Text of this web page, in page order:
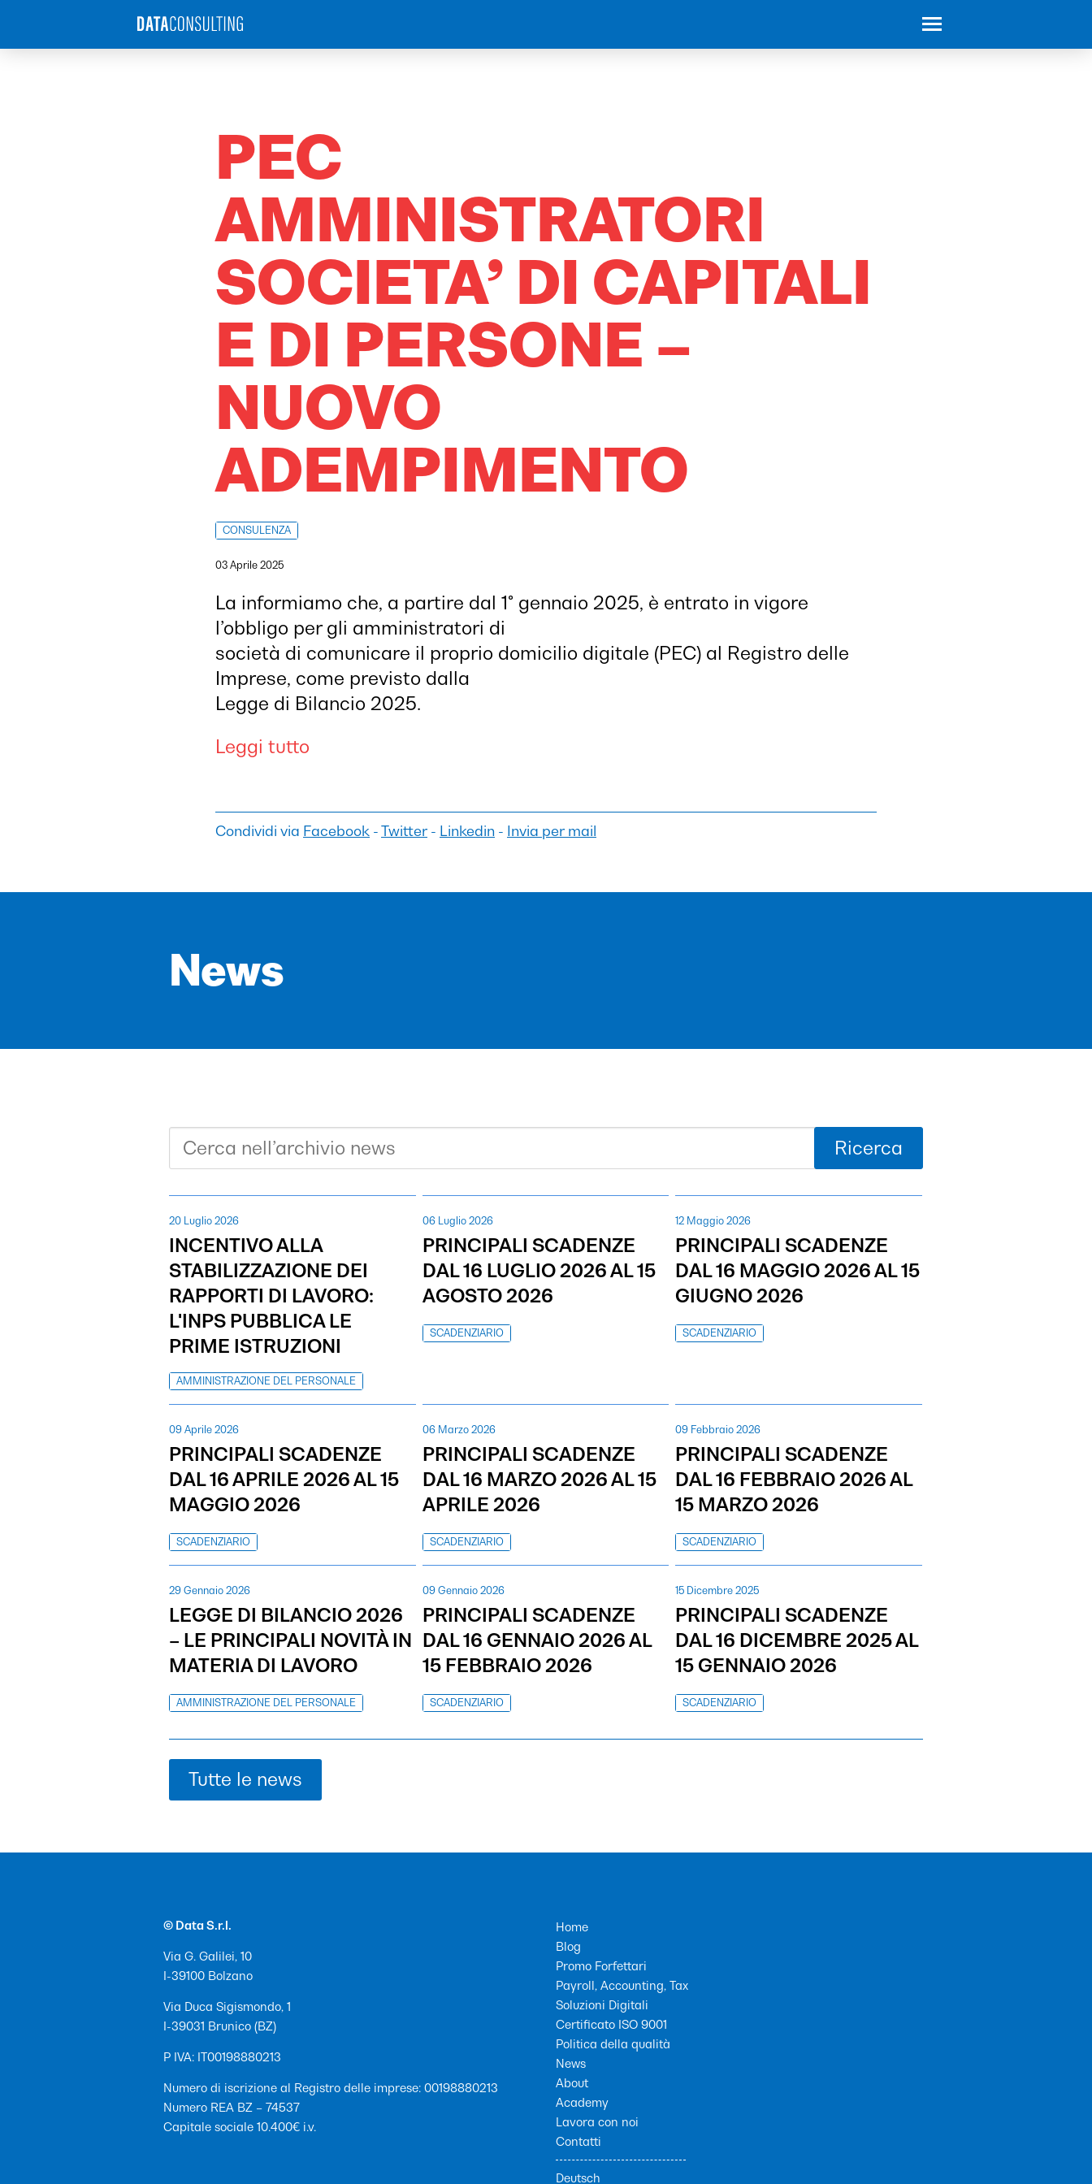
PEC
AMMINISTRATORI
SOCIETA’ DI CAPITALI
E DI PERSONE –
NUOVO
ADEMPIMENTO
CONSULENZA
03 Aprile 2025
La informiamo che, a partire dal 1° gennaio 2025, è entrato in vigore
l’obbligo per gli amministratori di
società di comunicare il proprio domicilio digitale (PEC) al Registro delle
Imprese, come previsto dalla
Legge di Bilancio 2025.
Leggi tutto
Condividi via Facebook - Twitter - Linkedin - Invia per mail
News
Ricerca
20 Luglio 2026
INCENTIVO ALLA
STABILIZZAZIONE DEI
RAPPORTI DI LAVORO:
L'INPS PUBBLICA LE
PRIME ISTRUZIONI
AMMINISTRAZIONE DEL PERSONALE
06 Luglio 2026
PRINCIPALI SCADENZE
DAL 16 LUGLIO 2026 AL 15
AGOSTO 2026
SCADENZIARIO
12 Maggio 2026
PRINCIPALI SCADENZE
DAL 16 MAGGIO 2026 AL 15
GIUGNO 2026
SCADENZIARIO
09 Aprile 2026
PRINCIPALI SCADENZE
DAL 16 APRILE 2026 AL 15
MAGGIO 2026
SCADENZIARIO
06 Marzo 2026
PRINCIPALI SCADENZE
DAL 16 MARZO 2026 AL 15
APRILE 2026
SCADENZIARIO
09 Febbraio 2026
PRINCIPALI SCADENZE
DAL 16 FEBBRAIO 2026 AL
15 MARZO 2026
SCADENZIARIO
29 Gennaio 2026
LEGGE DI BILANCIO 2026
– LE PRINCIPALI NOVITÀ IN
MATERIA DI LAVORO
AMMINISTRAZIONE DEL PERSONALE
09 Gennaio 2026
PRINCIPALI SCADENZE
DAL 16 GENNAIO 2026 AL
15 FEBBRAIO 2026
SCADENZIARIO
15 Dicembre 2025
PRINCIPALI SCADENZE
DAL 16 DICEMBRE 2025 AL
15 GENNAIO 2026
SCADENZIARIO
Tutte le news
© Data S.r.l.
Via G. Galilei, 10
I-39100 Bolzano
Via Duca Sigismondo, 1
I-39031 Brunico (BZ)
P IVA: IT00198880213
Numero di iscrizione al Registro delle imprese: 00198880213
Numero REA BZ – 74537
Capitale sociale 10.400€ i.v.
Home
Blog
Promo Forfettari
Payroll, Accounting, Tax
Soluzioni Digitali
Certificato ISO 9001
Politica della qualità
News
About
Academy
Lavora con noi
Contatti
Deutsch